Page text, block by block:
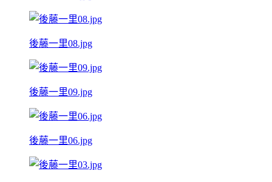
後藤一里08.jpg
後藤一里09.jpg
後藤一里06.jpg